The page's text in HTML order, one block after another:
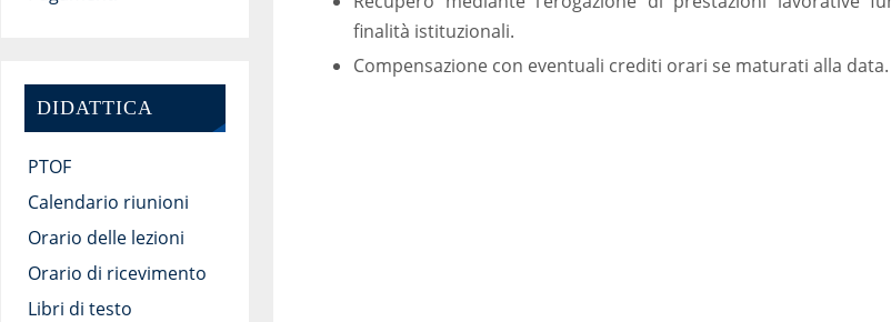
finalità istituzionali.
Compensazione con eventuali crediti orari se maturati alla data.
DIDATTICA
PTOF
Calendario riunioni
Orario delle lezioni
Orario di ricevimento
Libri di testo